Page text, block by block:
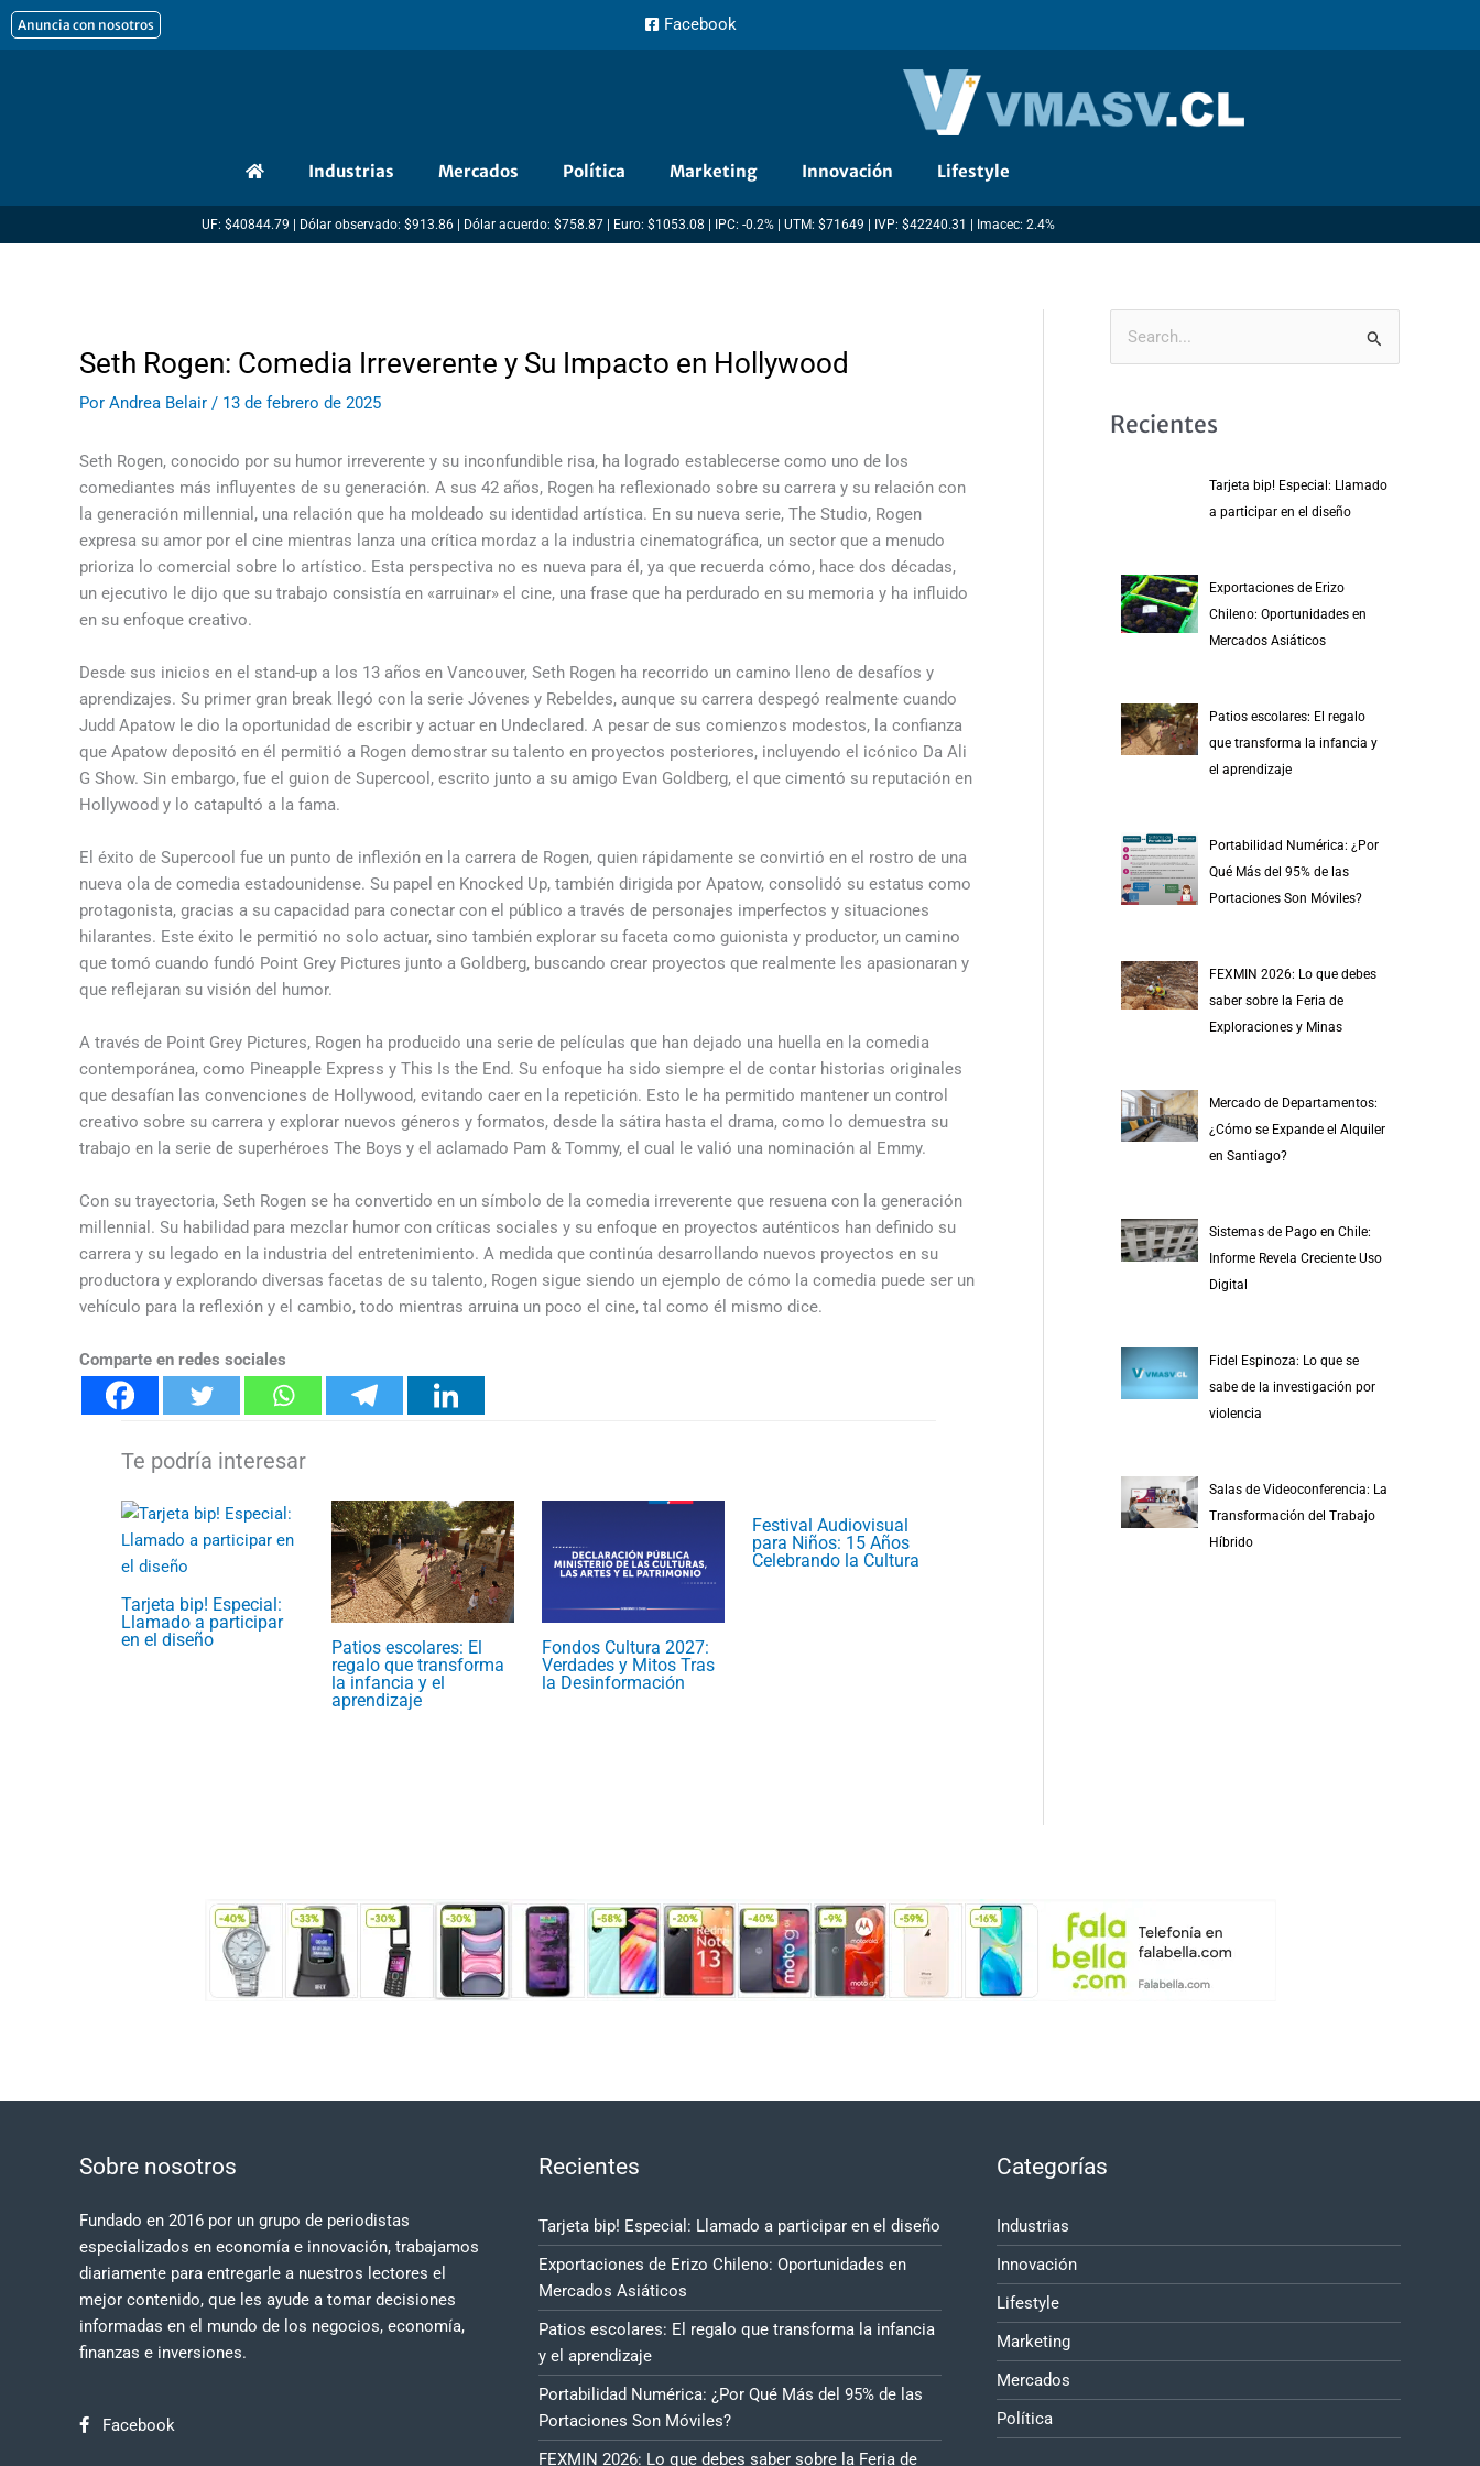
al
Anuncia con nosotros Facebook
Industrias Mercados Política Marketing Innovación Lifestyle
UF: $40844.79 | Dólar observado: $913.86 | Dólar acuerdo: $758.87 | Euro: $1053.08 | IPC: -0.2% | UTM: $71649 | IVP: $42240.31 | Imacec: 2.4%
Seth Rogen: Comedia Irreverente y Su Impacto en Hollywood
Por Andrea Belair / 13 de febrero de 2025
Seth Rogen, conocido por su humor irreverente y su inconfundible risa, ha logrado establecerse como uno de los
comediantes más influyentes de su generación. A sus 42 años, Rogen ha reflexionado sobre su carrera y su relación con
la generación millennial, una relación que ha moldeado su identidad artística. En su nueva serie, The Studio, Rogen
expresa su amor por el cine mientras lanza una crítica mordaz a la industria cinematográfica, un sector que a menudo
prioriza lo comercial sobre lo artístico. Esta perspectiva no es nueva para él, ya que recuerda cómo, hace dos décadas,
un ejecutivo le dijo que su trabajo consistía en «arruinar» el cine, una frase que ha perdurado en su memoria y ha influido
en su enfoque creativo.
Desde sus inicios en el stand-up a los 13 años en Vancouver, Seth Rogen ha recorrido un camino lleno de desafíos y
aprendizajes. Su primer gran break llegó con la serie Jóvenes y Rebeldes, aunque su carrera despegó realmente cuando
Judd Apatow le dio la oportunidad de escribir y actuar en Undeclared. A pesar de sus comienzos modestos, la confianza
que Apatow depositó en él permitió a Rogen demostrar su talento en proyectos posteriores, incluyendo el icónico Da Ali
G Show. Sin embargo, fue el guion de Supercool, escrito junto a su amigo Evan Goldberg, el que cimentó su reputación en
Hollywood y lo catapultó a la fama.
El éxito de Supercool fue un punto de inflexión en la carrera de Rogen, quien rápidamente se convirtió en el rostro de una
nueva ola de comedia estadounidense. Su papel en Knocked Up, también dirigida por Apatow, consolidó su estatus como
protagonista, gracias a su capacidad para conectar con el público a través de personajes imperfectos y situaciones
hilarantes. Este éxito le permitió no solo actuar, sino también explorar su faceta como guionista y productor, un camino
que tomó cuando fundó Point Grey Pictures junto a Goldberg, buscando crear proyectos que realmente les apasionaran y
que reflejaran su visión del humor.
A través de Point Grey Pictures, Rogen ha producido una serie de películas que han dejado una huella en la comedia
contemporánea, como Pineapple Express y This Is the End. Su enfoque ha sido siempre el de contar historias originales
que desafían las convenciones de Hollywood, evitando caer en la repetición. Esto le ha permitido mantener un control
creativo sobre su carrera y explorar nuevos géneros y formatos, desde la sátira hasta el drama, como lo demuestra su
trabajo en la serie de superhéroes The Boys y el aclamado Pam & Tommy, el cual le valió una nominación al Emmy.
Con su trayectoria, Seth Rogen se ha convertido en un símbolo de la comedia irreverente que resuena con la generación
millennial. Su habilidad para mezclar humor con críticas sociales y su enfoque en proyectos auténticos han definido su
carrera y su legado en la industria del entretenimiento. A medida que continúa desarrollando nuevos proyectos en su
productora y explorando diversas facetas de su talento, Rogen sigue siendo un ejemplo de cómo la comedia puede ser un
vehículo para la reflexión y el cambio, todo mientras arruina un poco el cine, tal como él mismo dice.
Comparte en redes sociales
Tarjeta bip! Especial:
Llamado a participar
en el diseño
Patios escolares: El
regalo que transforma
la infancia y el
aprendizaje
Fondos Cultura 2027:
Verdades y Mitos Tras
la Desinformación
Festival Audiovisual
para Niños: 15 Años
Celebrando la Cultura
Recientes
Tarjeta bip! Especial: Llamado
a participar en el diseño
Exportaciones de Erizo
Chileno: Oportunidades en
Mercados Asiáticos
Patios escolares: El regalo
que transforma la infancia y
el aprendizaje
Portabilidad Numérica: ¿Por
Qué Más del 95% de las
Portaciones Son Móviles?
FEXMIN 2026: Lo que debes
saber sobre la Feria de
Exploraciones y Minas
Mercado de Departamentos:
¿Cómo se Expande el Alquiler
en Santiago?
Sistemas de Pago en Chile:
Informe Revela Creciente Uso
Digital
Fidel Espinoza: Lo que se
sabe de la investigación por
violencia
Salas de Videoconferencia: La
Transformación del Trabajo
Híbrido
Sobre nosotros
Fundado en 2016 por un grupo de periodistas
especializados en economía e innovación, trabajamos
diariamente para entregarle a nuestros lectores el
mejor contenido, que les ayude a tomar decisiones
informadas en el mundo de los negocios, economía,
finanzas e inversiones.
Facebook
Recientes
Tarjeta bip! Especial: Llamado a participar en el diseño
Exportaciones de Erizo Chileno: Oportunidades en
Mercados Asiáticos
Patios escolares: El regalo que transforma la infancia
y el aprendizaje
Portabilidad Numérica: ¿Por Qué Más del 95% de las
Portaciones Son Móviles?
FEXMIN 2026: Lo que debes saber sobre la Feria de
Categorías
Industrias
Innovación
Lifestyle
Marketing
Mercados
Política